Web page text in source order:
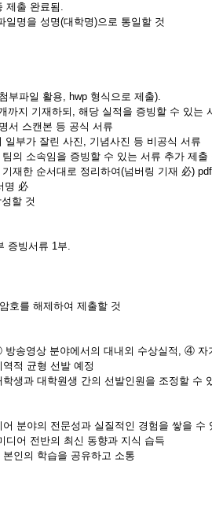
제출 완료됨.
명을 성명(대학명)으로 통일할 것
부파일 활용, hwp 형식으로 제출).
지 기재하되, 해당 실적을 증빙할 수 있는
스캔본 등 공식 서류
가 잘린 사진, 기념사진 등 비공식 서류
소속임을 증빙할 수 있는 서류 추가 제출
한 순서대로 정리하여(넘버링 기재 必)
명 必
할 것
증빙서류 1부.
를 해제하여 제출할 것
송영상 분야에서의 대내외 수상실적, ④ 자
적 균형 선발 예정
생과 대학원생 간의 선발인원을 조정할 수
분야의 전문성과 실질적인 경험을 쌓을 수
어 전반의 최신 동향과 지식 습득
인의 학습을 공유하고 소통